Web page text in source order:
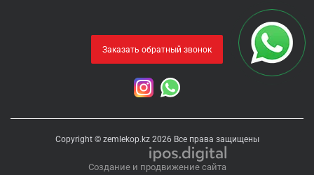
Заказать обратный звонок
Copyright © zemlekop.kz 2026 Все права защищены
Создание и продвижение сайта